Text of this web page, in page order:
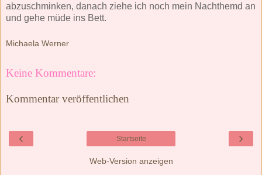
abzuschminken, danach ziehe ich noch mein Nachthemd an
und gehe müde ins Bett.
Michaela Werner
Keine Kommentare:
Kommentar veröffentlichen
‹ ›
Startseite
Web-Version anzeigen